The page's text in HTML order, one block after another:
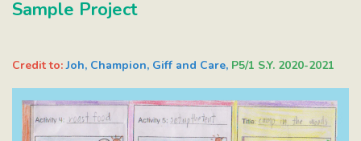
Sample Project
Credit to:Joh, Champion, Giff and Care, P5/1 S.Y. 2020-2021